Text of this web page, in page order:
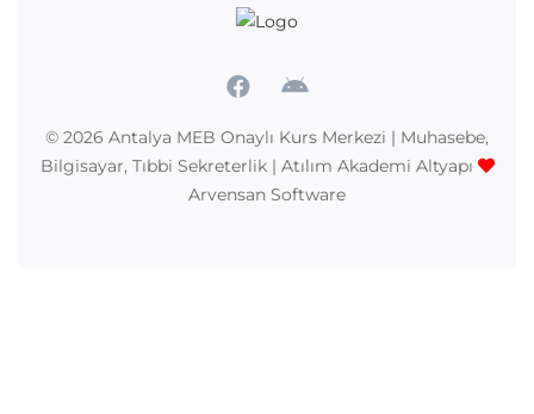
© 2026 Antalya MEB Onaylı Kurs Merkezi | Muhasebe,
Bilgisayar, Tıbbi Sekreterlik | Atılım Akademi Altyapı
Arvensan Software